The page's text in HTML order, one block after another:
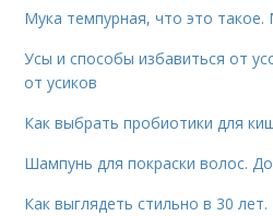
Мука темпурная, что это такое.
Усы и способы избавиться от
от усиков
Как выбрать пробиотики для
Шампунь для покраски волос.
Как выглядеть стильно в 30